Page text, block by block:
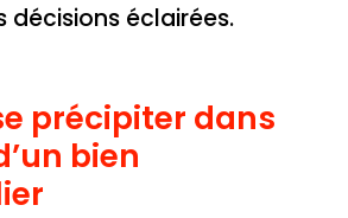
décisions éclairées.
précipiter dans
bien